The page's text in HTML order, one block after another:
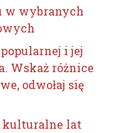
w wybranych
i jej
Wskaż różnice
odwołaj się
kulturalne lat